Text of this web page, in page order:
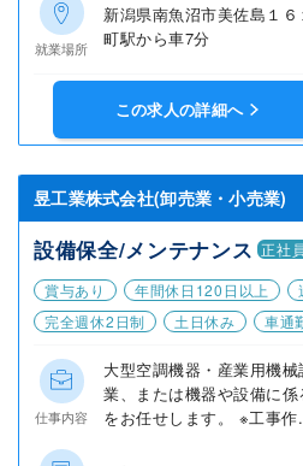
就業場所
新潟県南魚沼市美佐島１
町駅から車7分
この求人の詳細へ
昱工業株式会社(卸売業・小売業)
設備保全/メンテナンス 正社
賞与あり
年間休日120日以上
完全週休2日制
土日休み 車通
仕事内容
大型空調機器・産業用機
業、または機器や設備に
をお任せします。 ※工事作